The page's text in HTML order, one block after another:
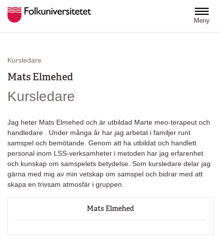
Meny
Kursledare
Mats Elmehed
Kursledare
Jag heter Mats Elmehed och är utbildad Marte meo-terapeut och
handledare . Under många år har jag arbetat i familjer runt
samspel och bemötande. Genom att ha utbildat och handlett
personal inom LSS-verksamheter i metoden har jag erfarenhet
och kunskap om samspelets betydelse. Som kursledare delar jag
gärna med mig av min vetskap om samspel och bidrar med att
skapa en trivsam atmosfär i gruppen.
Mats Elmehed